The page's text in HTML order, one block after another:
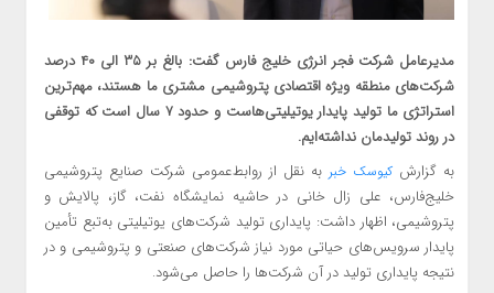
مدیرعامل شرکت فجر انرژی خلیج فارس گفت: بالغ بر ۳۵ الی ۴۰ درصد
شرکت‌های منطقه ویژه اقتصادی پتروشیمی مشتری ما هستند، مهم‌ترین
استراتژی ما تولید پایدار یوتیلیتی‌هاست و حدود ۷ سال است که توقفی
در روند تولیدمان نداشته‌ایم.
به گزارش کیوسک خبر به نقل از روابط‌عمومی شرکت صنایع پتروشیمی
خلیج‌فارس، علی زال خانی در حاشیه نمایشگاه نفت، گاز، پالایش و
پتروشیمی، اظهار داشت: پایداری تولید شرکت‌های یوتیلیتی به‌تبع تأمین
پایدار سرویس‌های حیاتی مورد نیاز شرکت‌های صنعتی و پتروشیمی و در
نتیجه پایداری تولید در آن شرکت‌ها را حاصل می‌شود.